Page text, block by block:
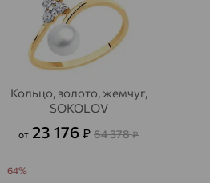
Кольцо, золото, жемчуг,
SOKOLOV
от 23 176₽ 64 378₽
64%